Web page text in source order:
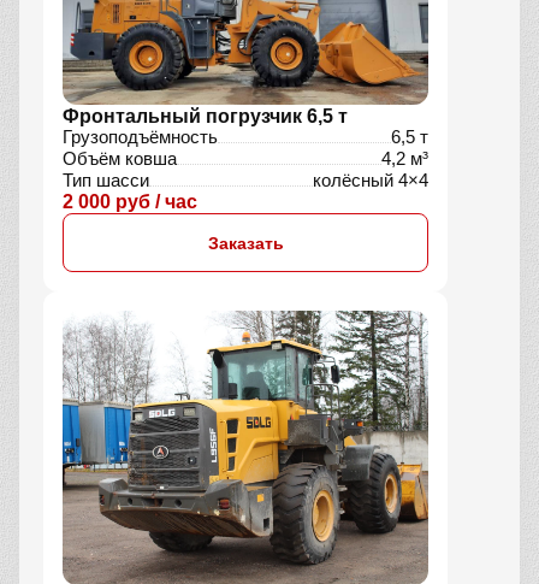
Фронтальный погрузчик 6,5 т
Грузоподъёмность
6,5 т
Объём ковша
4,2 м³
Тип шасси
колёсный 4×4
2 000 руб / час
Заказать